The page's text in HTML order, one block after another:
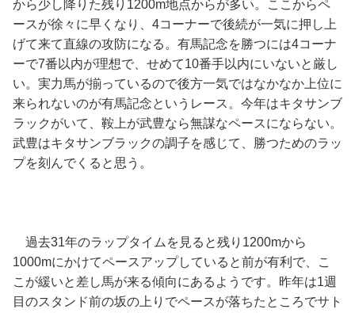
から少し降りた残り1200m地点からが多い。ここからペ
ースが徐々に早くなり、4コーナーで後続が一気に押し上
げて来て直線の攻防になる。有馬記念を勝つには4コーナ
ーで7番以内が理想で、せめて10番手以内にいないと厳し
い。実力馬が揃っているので後方一気ではなかなか上位に
来られないのが有馬記念というレース。今年はキタサンブ
ラックがいて、鞍上が武豊なら無謀なペースにならない。
武豊はキタサンブラックの調子を感じて、勝つためのラッ
プを刻んでくると思う。
過去31年のラップタイムを見ると残り1200mから
1000mにかけてペースアップしていると前が有利で、こ
こが緩いと差し馬が来る傾向にあるようです。昨年は1週
目のスタンド前の坂の上りでペースが落ちたところでサト